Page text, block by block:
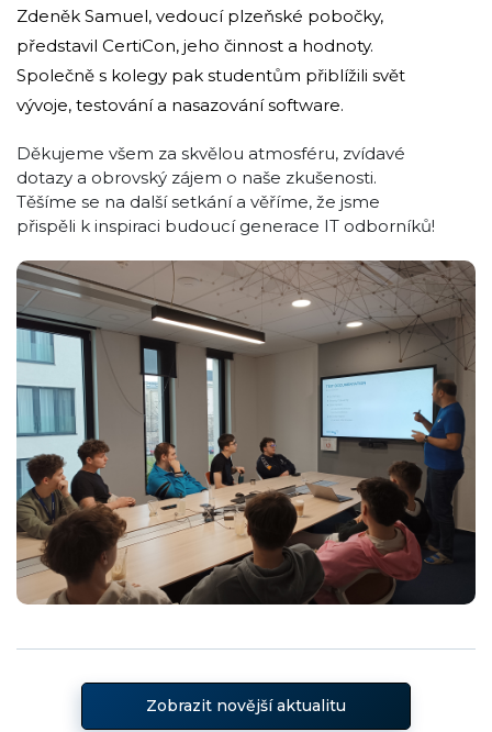
Zdeněk Samuel, vedoucí plzeňské pobočky,
představil CertiCon, jeho činnost a hodnoty.
Společně s kolegy pak studentům přiblížili svět
vývoje, testování a nasazování software.
Děkujeme všem za skvělou atmosféru, zvídavé
dotazy a obrovský zájem o naše zkušenosti.
Těšíme se na další setkání a věříme, že jsme
přispěli k inspiraci budoucí generace IT odborníků!
Zobrazit novější aktualitu